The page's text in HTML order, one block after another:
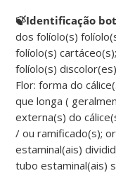
🍃Identificação
dos folíolo(s)
folíolo(s)
folíolo(s)
Flor: forma do
que longa (
externa(s) do
/ ou ramificado(s);
estaminal(ais)
tubo estaminal(ais)